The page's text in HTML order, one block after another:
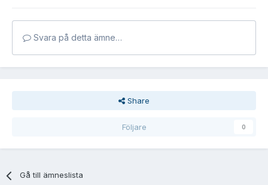
Svara på detta ämne…
Share
Följare 0
Gå till ämneslista